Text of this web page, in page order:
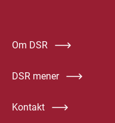
Om DSR
DSR mener
Kontakt